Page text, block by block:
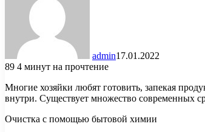
admin17.01.2022
89 4 минут на прочтение
Многие хозяйки любят готовить, запекая
внутри. Существует множество современных
Очистка с помощью бытовой химии